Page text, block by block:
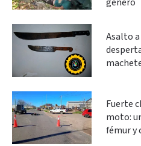
Asalto
Fuerte
moto:
fémur y